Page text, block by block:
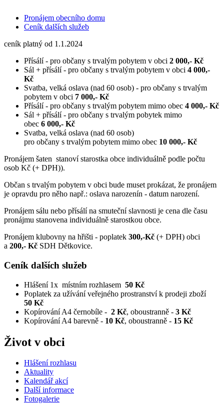
Pronájem obecního domu
Ceník dalších služeb
ceník platný od 1.1.2024
Přísálí - pro občany s trvalým pobytem v obci 2 000,- Kč
Sál + přísálí - pro občany s trvalým pobytem v obci 4 000,-
Kč
Svatba, velká oslava (nad 60 osob) - pro občany s trvalým
pobytem v obci 7 000,- Kč
Přísálí - pro občany s trvalým pobytem mimo obec 4 000,- Kč
Sál + přísálí - pro občany s trvalým pobytek mimo
obec 6 000,- Kč
Svatba, velká oslava (nad 60 osob)
pro občany s trvalým pobytem mimo obec 10 000,- Kč
Pronájem šaten stanoví starostka obce individuálně podle počtu
osob Kč (+ DPH)).
Občan s trvalým pobytem v obci bude muset prokázat, že pronájem
je opravdu pro něho např.: oslava narozenín - datum narození.
Pronájem sálu nebo přísálí na smuteční slavnosti je cena dle času
pronájmu stanovena individuálně starostkou obce.
Pronájem klubovny na hřišti - poplatek 300,-Kč (+ DPH) obci
a 200,- Kč SDH Dětkovice.
Ceník dalších služeb
Hlášení 1x místním rozhlasem 50 Kč
Poplatek za užívání veřejného prostranství k prodeji zboží
50 Kč
Kopírování A4 černobíle - 2 Kč, oboustranně - 3 Kč
Kopírování A4 barevně - 10 Kč, oboustranně - 15 Kč
Život v obci
Hlášení rozhlasu
Aktuality
Kalendář akcí
Další informace
Fotogalerie